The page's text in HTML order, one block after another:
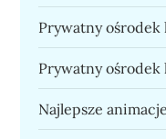
Prywatny ośrodek
Prywatny ośrodek
Najlepsze